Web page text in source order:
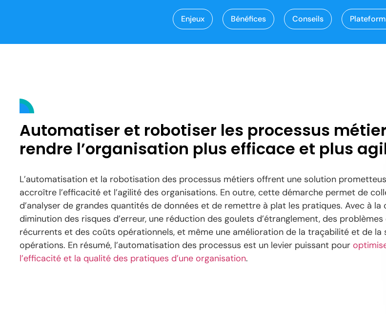
Enjeux Bénéfices Conseils
Automatiser et robotiser les processus
rendre l’organisation plus efficace et plus
L’automatisation et la robotisation des processus métiers offrent une solution
accroître l’efficacité et l’agilité des organisations. En outre, cette démarche permet de
d’analyser de grandes quantités de données et de remettre à plat les pratiques. Avec à la
diminution des risques d’erreur, une réduction des goulets d’étranglement, des
récurrents et des coûts opérationnels, et même une amélioration de la traçabilité et de la
opérations. En résumé, l’automatisation des processus est un levier puissant pour
l’efficacité et la qualité des pratiques d’une organisation.